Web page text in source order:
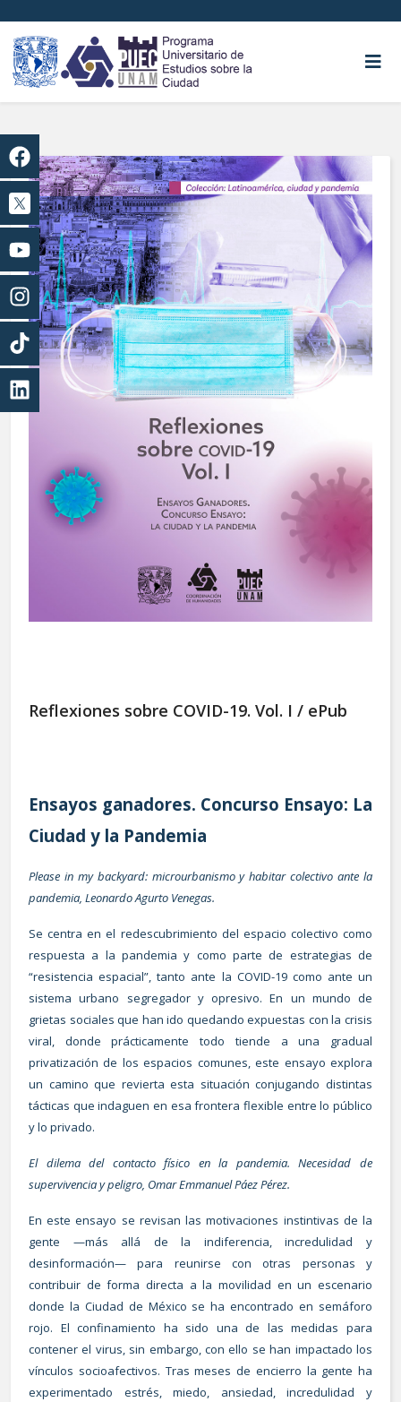
Reflexiones sobre COVID-19. Vol. I / ePub
Ensayos ganadores. Concurso Ensayo: La
Ciudad y la Pandemia
Please in my backyard: microurbanismo y habitar colectivo ante la
pandemia, Leonardo Agurto Venegas.
Se centra en el redescubrimiento del espacio colectivo como
respuesta a la pandemia y como parte de estrategias de
“resistencia espacial”, tanto ante la COVID-19 como ante un
sistema urbano segregador y opresivo. En un mundo de
grietas sociales que han ido quedando expuestas con la crisis
viral, donde prácticamente todo tiende a una gradual
privatización de los espacios comunes, este ensayo explora
un camino que revierta esta situación conjugando distintas
tácticas que indaguen en esa frontera flexible entre lo público
y lo privado.
El dilema del contacto físico en la pandemia. Necesidad de
supervivencia y peligro, Omar Emmanuel Páez Pérez.
En este ensayo se revisan las motivaciones instintivas de la
gente —más allá de la indiferencia, incredulidad y
desinformación— para reunirse con otras personas y
contribuir de forma directa a la movilidad en un escenario
donde la Ciudad de México se ha encontrado en semáforo
rojo. El confinamiento ha sido una de las medidas para
contener el virus, sin embargo, con ello se han impactado los
vínculos socioafectivos. Tras meses de encierro la gente ha
experimentado estrés, miedo, ansiedad, incredulidad y